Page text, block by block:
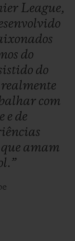
League,
do
do
realmente
com
e de
que amam